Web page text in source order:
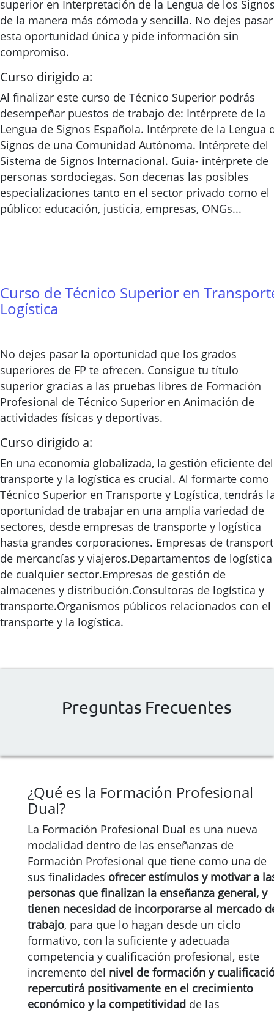
superior en Interpretación de la Lengua de los
de la manera más cómoda y sencilla. No dejes pasar
esta oportunidad única y pide información sin
compromiso.
Curso dirigido a:
Al finalizar este curso de Técnico Superior podrás
desempeñar puestos de trabajo de: Intérprete de la
Lengua de Signos Española. Intérprete de la Lengua
Signos de una Comunidad Autónoma. Intérprete del
Sistema de Signos Internacional. Guía- intérprete de
personas sordociegas. Son decenas las posibles
especializaciones tanto en el sector privado como el
público: educación, justicia, empresas, ONGs...
Curso de Técnico Superior en
Logística
No dejes pasar la oportunidad que los grados
superiores de FP te ofrecen. Consigue tu título
superior gracias a las pruebas libres de Formación
Profesional de Técnico Superior en Animación de
actividades físicas y deportivas.
Curso dirigido a:
En una economía globalizada, la gestión eficiente del
transporte y la logística es crucial. Al formarte como
Técnico Superior en Transporte y Logística, tendrás
oportunidad de trabajar en una amplia variedad de
sectores, desde empresas de transporte y logística
hasta grandes corporaciones. Empresas de
de mercancías y viajeros.Departamentos de logística
de cualquier sector.Empresas de gestión de
almacenes y distribución.Consultoras de logística y
transporte.Organismos públicos relacionados con el
transporte y la logística.
Preguntas Frecuentes
¿Qué es la Formación Profesional
Dual?
La Formación Profesional Dual es una nueva
modalidad dentro de las enseñanzas de
Formación Profesional que tiene como una de
sus finalidades ofrecer estímulos y motivar a
personas que finalizan la enseñanza general, y
tienen necesidad de incorporarse al mercado
trabajo, para que lo hagan desde un ciclo
formativo, con la suficiente y adecuada
competencia y cualificación profesional, este
incremento del nivel de formación y
repercutirá positivamente en el crecimiento
económico y la competitividad de las